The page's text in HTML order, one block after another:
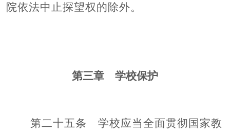
院依法中止探望权的除外。
第三章 学校保护
第二十五条 学校应当全面贯彻国家教